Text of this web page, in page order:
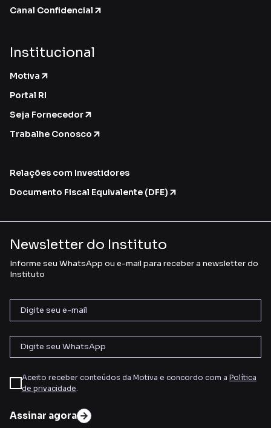
Canal Confidencial
Institucional
Motiva
Portal RI
Seja Fornecedor
Trabalhe Conosco
Relações com Investidores
Documento Fiscal Equivalente (DFE)
Newsletter do Instituto
Informe seu WhatsApp ou e-mail para receber a newsletter do
Instituto
Aceito receber conteúdos da Motiva e concordo com a Política
de privacidade
Assinar agora